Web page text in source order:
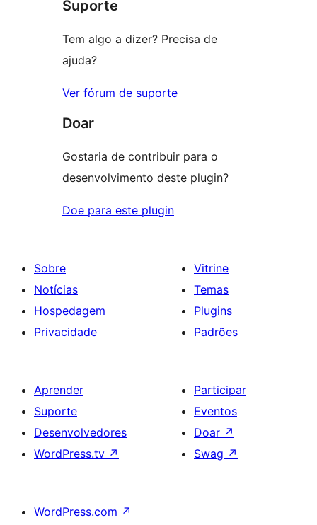
1
Suporte
Tem algo a dizer? Precisa de
ajuda?
Ver fórum de suporte
Doar
Gostaria de contribuir para o
desenvolvimento deste plugin?
Doe para este plugin
Sobre
Notícias
Hospedagem
Privacidade
Vitrine
Temas
Plugins
Padrões
Aprender
Suporte
Desenvolvedores
WordPress.tv ↗
Participar
Eventos
Doar ↗
Swag ↗
WordPress.com ↗